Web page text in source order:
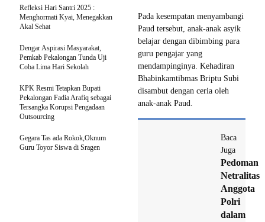
Pada kesempatan menyambangi
Paud tersebut, anak-anak asyik
belajar dengan dibimbing para
guru pengajar yang
mendampinginya. Kehadiran
Bhabinkamtibmas Briptu Subi
disambut dengan ceria oleh
anak-anak Paud.
Baca
Juga
Pedoman
Netralitas
Anggota
Polri
dalam
Refleksi Hari Santri 2025 :
Menghormati Kyai, Menegakkan
Akal Sehat
Dengar Aspirasi Masyarakat,
Pemkab Pekalongan Tunda Uji
Coba Lima Hari Sekolah
KPK Resmi Tetapkan Bupati
Pekalongan Fadia Arafiq sebagai
Tersangka Korupsi Pengadaan
Outsourcing
Gegara Tas ada Rokok,Oknum
Guru Toyor Siswa di Sragen